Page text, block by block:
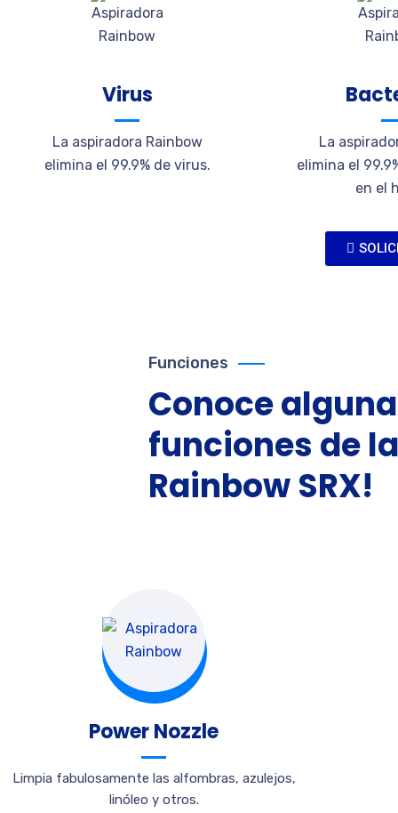
Virus
La aspiradora Rainbow
elimina el 99.9% de virus.
La
elimina el
en el
Funciones
Conoce
funciones de la
Rainbow SRX!
Power Nozzle
Limpia fabulosamente las alfombras, azulejos,
linóleo y otros.